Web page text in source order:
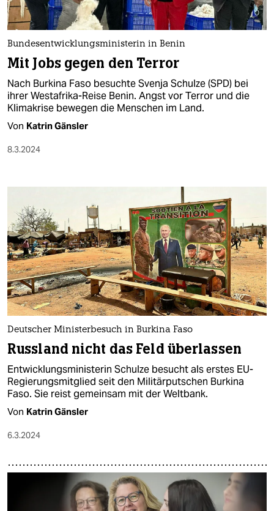
Bundesentwicklungsministerin in Benin
Mit Jobs gegen den Terror
Nach Burkina Faso besuchte Svenja Schulze (SPD) bei
ihrer Westafrika-Reise Benin. Angst vor Terror und die
Klimakrise bewegen die Menschen im Land.
Von Katrin Gänsler
8.3.2024
Deutscher Ministerbesuch in Burkina Faso
Russland nicht das Feld überlassen
Entwicklungsministerin Schulze besucht als erstes EU-
Regierungsmitglied seit den Militärputschen Burkina
Faso. Sie reist gemeinsam mit der Weltbank.
Von Katrin Gänsler
6.3.2024